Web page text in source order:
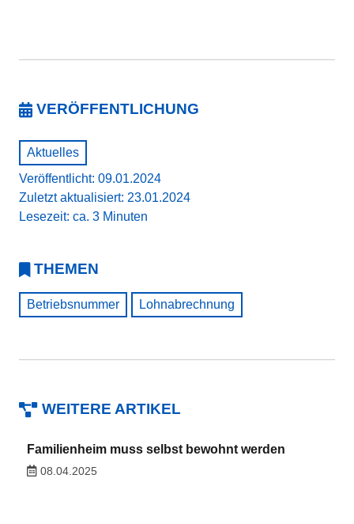
VERÖFFENTLICHUNG
Aktuelles
Veröffentlicht: 09.01.2024
Zuletzt aktualisiert: 23.01.2024
Lesezeit: ca. 3 Minuten
THEMEN
Betriebsnummer Lohnabrechnung
WEITERE ARTIKEL
Familienheim muss selbst bewohnt werden
08.04.2025